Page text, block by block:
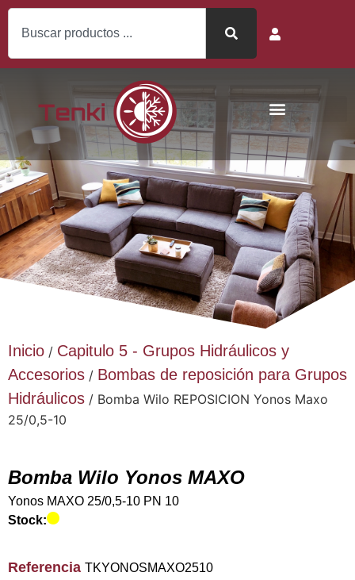
Inicio / Capitulo 5 - Grupos Hidráulicos y
Accesorios / Bombas de reposición para Grupos
Hidráulicos / Bomba Wilo REPOSICION Yonos Maxo
25/0,5-10
Bomba Wilo Yonos MAXO
Yonos MAXO 25/0,5-10 PN 10
Stock:
Referencia TKYONOSMAXO2510